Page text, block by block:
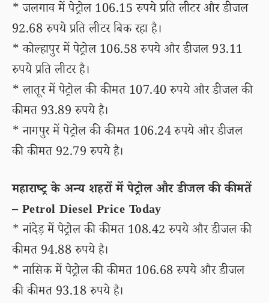
* जलगाव में पेट्रोल 106.15 रुपये प्रति लीटर और डीजल
92.68 रुपये प्रति लीटर बिक रहा है।
* कोल्हापुर में पेट्रोल 106.58 रुपये और डीजल 93.11
रुपये प्रति लीटर है।
* लातूर में पेट्रोल की कीमत 107.40 रुपये और डीजल की
कीमत 93.89 रुपये है।
* नागपुर में पेट्रोल की कीमत 106.24 रुपये और डीजल
की कीमत 92.79 रुपये है।
महाराष्ट्र के अन्य शहरों में पेट्रोल और डीजल की कीमतें
– Petrol Diesel Price Today
* नांदेड़ में पेट्रोल की कीमत 108.42 रुपये और डीजल की
कीमत 94.88 रुपये है।
* नासिक में पेट्रोल की कीमत 106.68 रुपये और डीजल
की कीमत 93.18 रुपये है।